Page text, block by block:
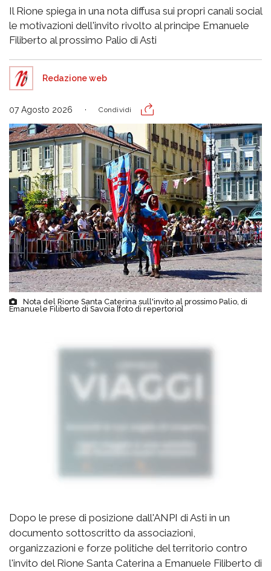
Il Rione spiega in una nota diffusa sui propri canali social
le motivazioni dell'invito rivolto al principe Emanuele
Filiberto al prossimo Palio di Asti
Redazione web
07 Agosto 2026 Condividi
Nota del Rione Santa Caterina sull'invito al prossimo Palio, di
Emanuele Filiberto di Savoia [foto di repertorio]
Dopo le prese di posizione dall'ANPI di Asti in un
documento sottoscritto da associazioni,
organizzazioni e forze politiche del territorio contro
l'invito del Rione Santa Caterina a Emanuele Filiberto di